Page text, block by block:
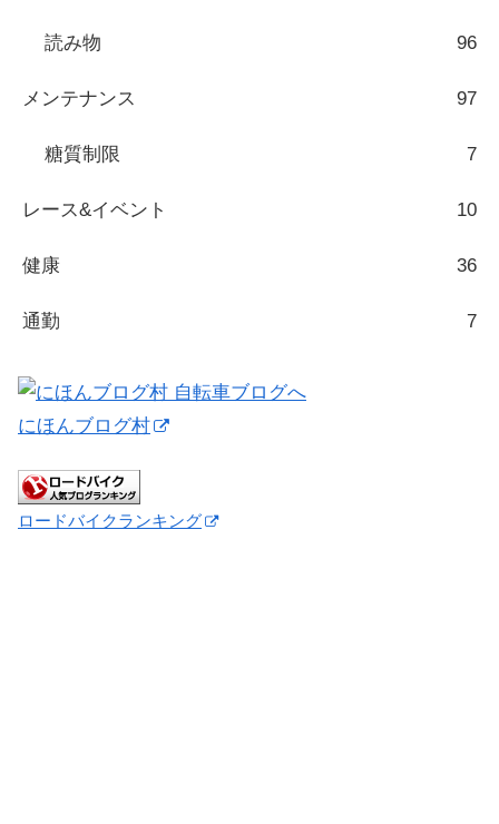
読み物 96
メンテナンス 97
糖質制限 7
レース&イベント 10
健康 36
通勤 7
にほんブログ村
ロードバイクランキング